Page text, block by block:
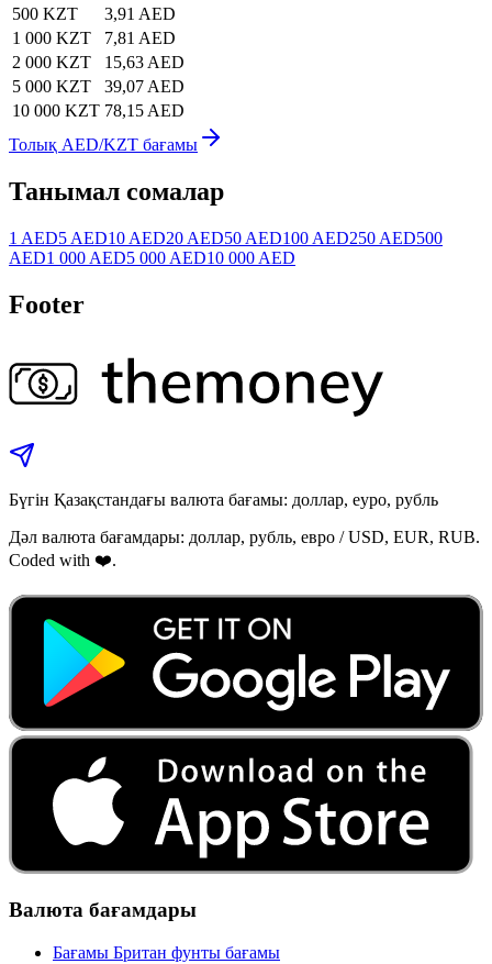
500 KZT
3,91 AED
1 000 KZT
7,81 AED
2 000 KZT
15,63 AED
5 000 KZT
39,07 AED
10 000 KZT 78,15 AED
Толық AED/KZT бағамы
Танымал сомалар
1 AED5 AED10 AED20 AED50 AED100 AED250 AED500
AED1 000 AED5 000 AED10 000 AED
Footer
Бүгін Қазақстандағы валюта бағамы: доллар, еуро, рубль
Дәл валюта бағамдары: доллар, рубль, евро / USD, EUR, RUB.
Coded with ❤️.
Валюта бағамдары
Бағамы Британ фунты бағамы